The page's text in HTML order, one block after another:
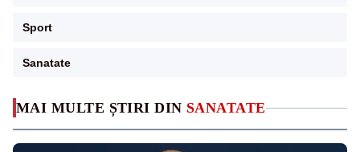
MAI MULTE ȘTIRI DIN SANATATE
Sport
Sanatate